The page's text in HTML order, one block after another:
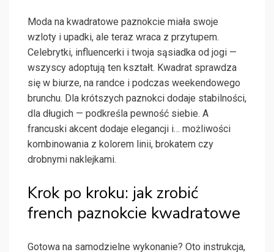
Moda na kwadratowe paznokcie miała swoje
wzloty i upadki, ale teraz wraca z przytupem.
Celebrytki, influencerki i twoja sąsiadka od jogi —
wszyscy adoptują ten kształt. Kwadrat sprawdza
się w biurze, na randce i podczas weekendowego
brunchu. Dla krótszych paznokci dodaje stabilności,
dla długich — podkreśla pewność siebie. A
francuski akcent dodaje elegancji i… możliwości
kombinowania z kolorem linii, brokatem czy
drobnymi naklejkami.
Krok po kroku: jak zrobić
french paznokcie kwadratowe
Gotowa na samodzielne wykonanie? Oto instrukcja,